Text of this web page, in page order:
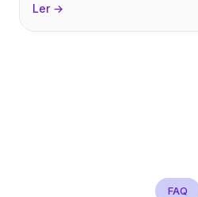
Ler →
FAQ